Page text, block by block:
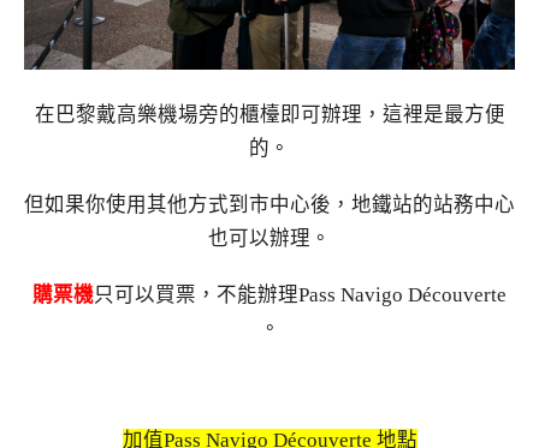
在巴黎戴高樂機場旁的櫃檯即可辦理，這裡是最方便
的。
但如果你使用其他方式到市中心後，地鐵站的站務中心
也可以辦理。
購票機只可以買票，不能辦理Pass Navigo Découverte
。
加值Pass Navigo Découverte 地點